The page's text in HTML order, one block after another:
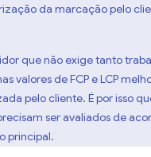
da marcação pelo
que não exige tanto
valores de FCP e LCP
pelo cliente. É por isso
ser avaliados de
principal.